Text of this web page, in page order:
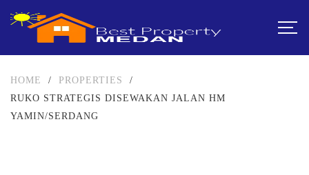
HOME / PROPERTIES
/
RUKO STRATEGIS DISEWAKAN JALAN HM
YAMIN/SERDANG